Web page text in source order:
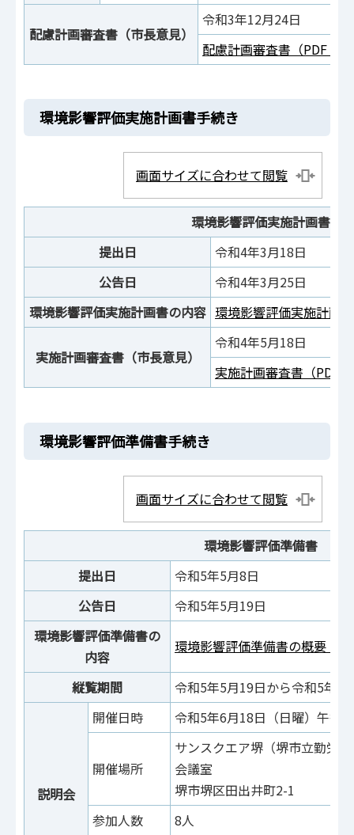
配慮計画審査書（市長意見）
令和3年12月24日
配慮計画審査書（PDF：
環境影響評価実施計画書手続き
画面サイズに合わせて閲覧
環境影響評価実施計画書
提出日
令和4年3月18日
公告日
令和4年3月25日
環境影響評価実施計画書の内容 環境影響評価実施計画
実施計画審査書（市長意見）
令和4年5月18日
実施計画審査書（PDF
環境影響評価準備書手続き
画面サイズに合わせて閲覧
環境影響評価準備書
提出日
令和5年5月8日
公告日
令和5年5月19日
環境影響評価準備書の
内容
環境影響評価準備書の概要（
縦覧期間 令和5年5月19日から令和5年7
説明会
開催日時 令和5年6月18日（日曜）午後2
開催場所
サンスクエア堺（堺市立勤労
会議室
堺市堺区田出井町2-1
参加人数
8人